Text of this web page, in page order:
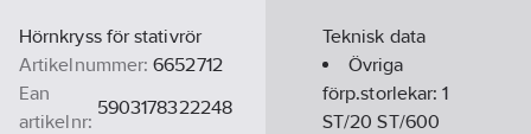
Hörnkryss för stativrör
Artikelnummer: 6652712
Ean
artikelnr:
5903178322248
Teknisk data
Övriga
förp.storlekar:1
ST/20 ST/600